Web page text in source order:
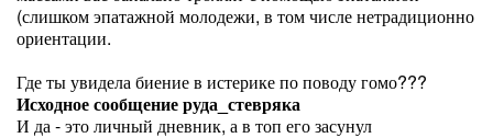
(слишком эпатажной молодежи, в том числе нетрадиционно
ориентации.
Где ты увидела биение в истерике по поводу гомо???
Исходное сообщение руда_стевряка
И да - это личный дневник, а в топ его засунул